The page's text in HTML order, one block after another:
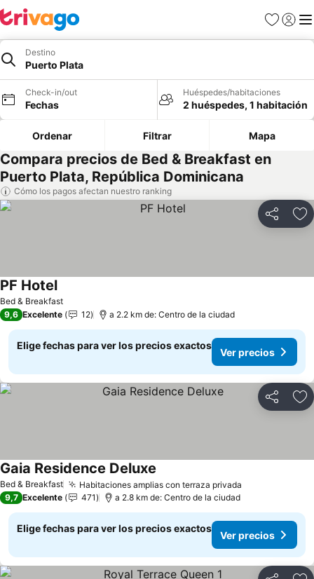
Favoritos
Iniciar
Destino
Puerto Plata
Check-in/out
Fechas
Huéspedes/habitaciones
2 huéspedes, 1 habitación
Ordenar Filtrar Mapa
Compara precios de Bed & Breakfast en
Puerto Plata, República Dominicana
Cómo los pagos afectan nuestro ranking
Compartir
Bed & Breakfast
PF Hotel
9,6 Excelente 12 a 2.2 km de: Centro de la ciudad
Elige fechas para ver los precios exactos
Ver precios
Compartir
Bed & Breakfast Habitaciones amplias con terraza privada
Gaia Residence Deluxe
9,7 Excelente 471 a 2.8 km de: Centro de la ciudad
Elige fechas para ver los precios exactos
Ver precios